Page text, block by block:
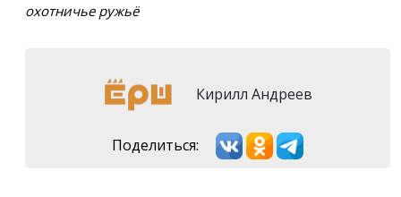
охотничье ружьё
Кирилл Андреев
Поделиться: